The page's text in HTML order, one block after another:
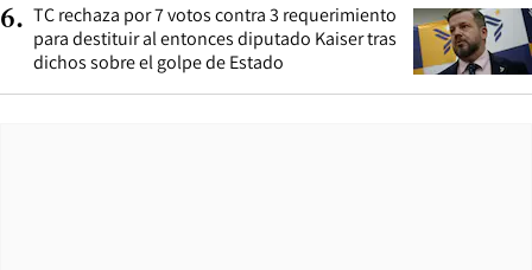
6. TC rechaza por 7 votos contra 3 requerimiento
para destituir al entonces diputado Kaiser tras
dichos sobre el golpe de Estado